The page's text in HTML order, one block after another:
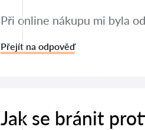
Při online nákupu mi byla
Přejít na odpověď
Jak se bránit